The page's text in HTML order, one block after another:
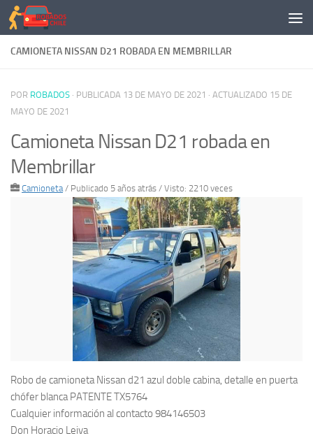
Saltar al contenido
CAMIONETA NISSAN D21 ROBADA EN MEMBRILLAR
POR ROBADOS · PUBLICADA 13 DE MAYO DE 2021 · ACTUALIZADO 15 DE
MAYO DE 2021
Camioneta Nissan D21 robada en
Membrillar
Camioneta/ Publicado 5 años atrás / Visto: 2210 veces
Robo de camioneta Nissan d21 azul doble cabina, detalle en puerta
chófer blanca PATENTE TX5764
Cualquier información al contacto 984146503
Don Horacio Leiva